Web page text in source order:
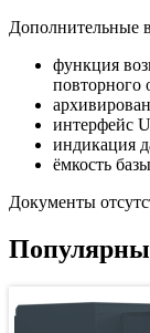
Дополнительные
функция
повторного
интерфейс
индикация
ёмкость
Документы